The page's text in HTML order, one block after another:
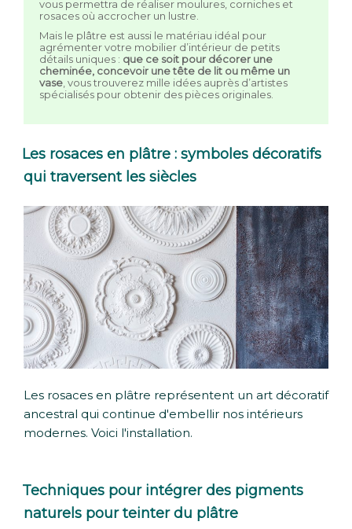
vous permettra de réaliser moulures, corniches et
rosaces où accrocher un lustre.
Mais le plâtre est aussi le matériau idéal pour
agrémenter votre mobilier d’intérieur de petits
détails uniques : que ce soit pour décorer une
cheminée, concevoir une tête de lit ou même un
vase , vous trouverez mille idées auprès d’artistes
spécialisés pour obtenir des pièces originales.
Les rosaces en plâtre : symboles décoratifs
qui traversent les siècles
Les rosaces en plâtre représentent un art décoratif
ancestral qui continue d'embellir nos intérieurs
modernes. Voici l'installation.
Techniques pour intégrer des pigments
naturels pour teinter du plâtre